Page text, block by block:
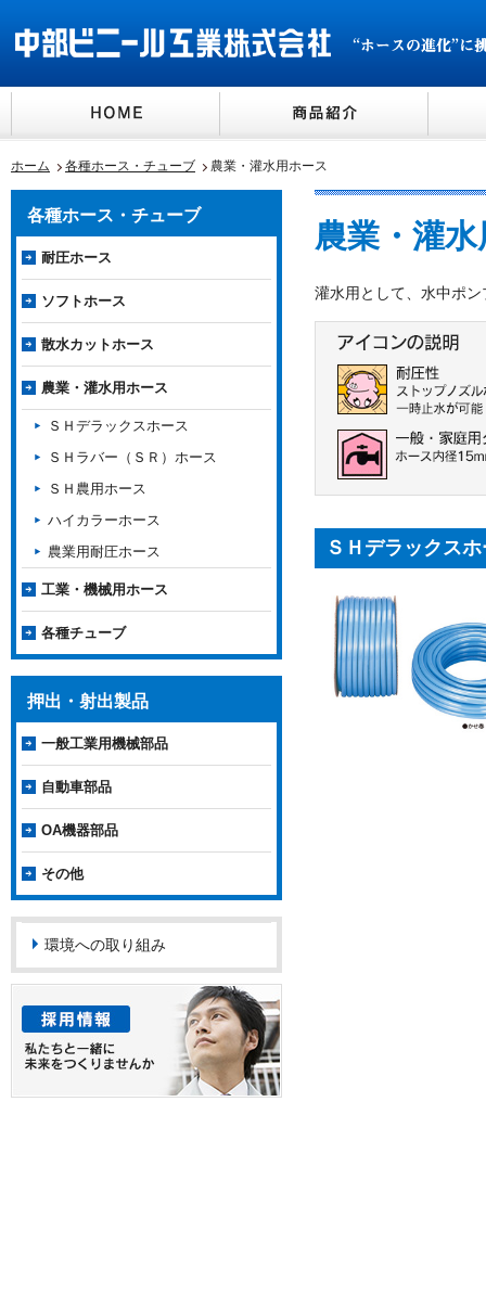
ホーム 各種ホース・チューブ 農業・灌水用ホース
農業・灌
灌水用として、水中ポ
ＳＨデラックス
各種ホース・チューブ
耐圧ホース
ソフトホース
散水カットホース
農業・灌水用ホース
ＳＨデラックスホース
ＳＨラバー（ＳＲ）ホース
ＳＨ農用ホース
ハイカラーホース
農業用耐圧ホース
工業・機械用ホース
各種チューブ
押出・射出製品
一般工業用機械部品
自動車部品
OA機器部品
その他
環境への取り組み